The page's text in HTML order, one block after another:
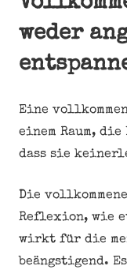
weder
Eine
einem Raum,
dass sie
Die
Reflexion, wie
wirkt für die
beängstigend.